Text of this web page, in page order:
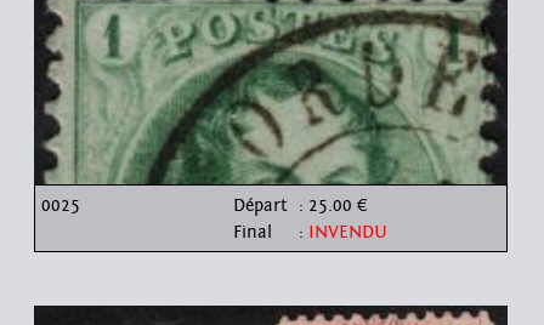
0025 Départ : 25.00 €
Final
: INVENDU